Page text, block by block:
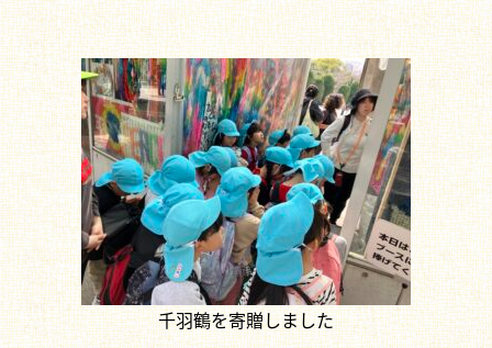
千羽鶴を寄贈しました